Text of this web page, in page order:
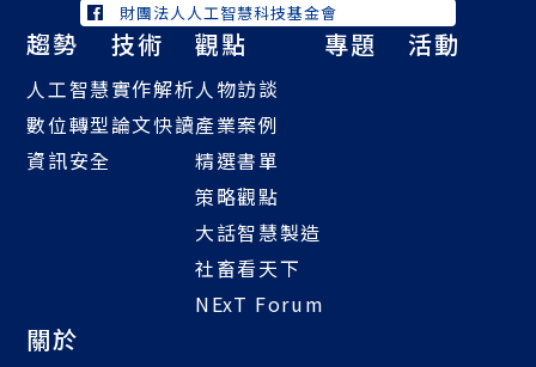
財團法人人工智慧科技基金會
趨勢
人工智慧
數位轉型
資訊安全
技術
實作解析
論文快讀
觀點
人物訪談
產業案例
精選書單
策略觀點
大話智慧製造
社畜看天下
NExT Forum
專題 活動
關於